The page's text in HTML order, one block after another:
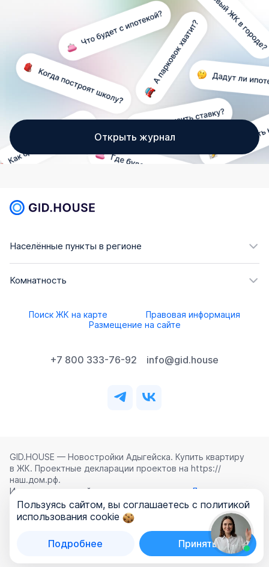
Открыть журнал
Населённые пункты в регионе
Комнатность
Поиск ЖК на карте
Правовая информация
Размещение на сайте
+7 800 333-76-92 info@gid.house
GID.HOUSE — Новостройки Адыгейска. Купить квартиру
в ЖК. Проектные декларации проектов на https://
наш.дом.рф.
Использование сайта означает согласие с
Лицензионным
соглашением ,Политикой конфиденциальностии
Политикой обработки персональных данных
ООО «ГИД.ХАУЗ»
Пользуясь сайтом, вы соглашаетесь с политикой
использования cookie
Подробнее Принять